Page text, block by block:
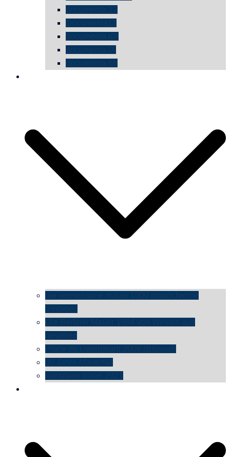
documenta 12
Documenta11
documenta dX
documenta IX
documenta d8
die vermessene mauer 1000 monochrome
Vintages
Die Berliner Mauer 1984 von Westen aus
gesehen
Place du Luxemburg 2009 (Brüssel)
30 Jahre Mauerfall
kunsttage basel 2021